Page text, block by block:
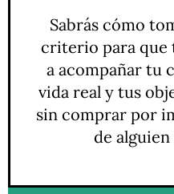
Sabrás cómo
criterio para que
a acompañar tu
vida real y tus
sin comprar por
de